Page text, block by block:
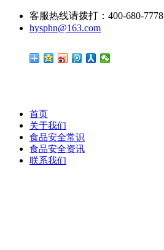
客服热线请拨打：400-680-7778
hysphn@163.com
首页
关于我们
食品安全常识
食品安全资讯
联系我们